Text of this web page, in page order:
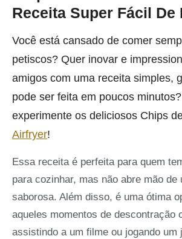
Receita Super Fácil De
Você está cansado de comer
petiscos? Quer inovar e
amigos com uma receita simples,
pode ser feita em poucos
experimente os deliciosos Chips
Airfryer!
Essa receita é perfeita para quem
para cozinhar, mas não abre mão de
saborosa. Além disso, é uma ótima
aqueles momentos de descontração
assistindo a um filme ou jogando um